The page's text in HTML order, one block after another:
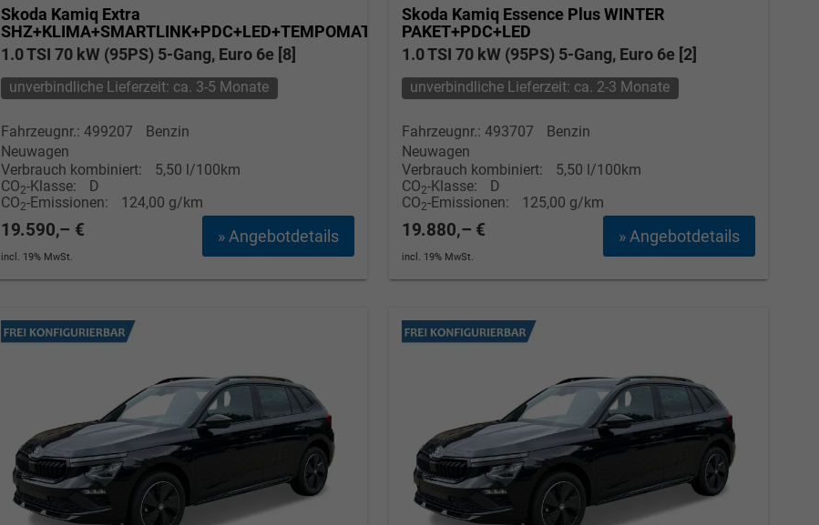
Skoda Kamiq Extra
SHZ+KLIMA+SMARTLINK+PDC+LED+TEMPOMAT
1.0 TSI 70 kW (95PS) 5-Gang, Euro 6e [8]
unverbindliche Lieferzeit: ca. 3-5 Monate
Fahrzeugnr.: 499207
Benzin
Neuwagen
Verbrauch kombiniert:
5,50 l/100km
CO2-Klasse:
D
CO2-Emissionen: 124,00 g/km
» Angebotdetails
19.590,– €
incl. 19% MwSt.
Skoda Kamiq Essence Plus WINTER
PAKET+PDC+LED
1.0 TSI 70 kW (95PS) 5-Gang, Euro 6e [2]
unverbindliche Lieferzeit: ca. 2-3 Monate
Fahrzeugnr.: 493707
Benzin
Neuwagen
Verbrauch kombiniert:
5,50 l/100km
CO2-Klasse:
D
CO2-Emissionen: 125,00 g/km
» Angebotdetails
19.880,– €
incl. 19% MwSt.